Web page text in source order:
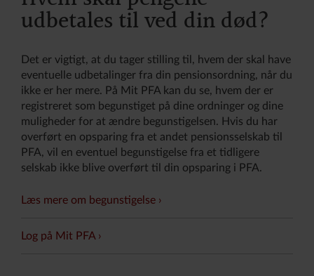
udbetales til ved din død?
Det er vigtigt, at du tager stilling til, hvem der skal have
eventuelle udbetalinger fra din pensionsordning, når du
ikke er her mere. På Mit PFA kan du se, hvem der er
registreret som begunstiget på dine ordninger og dine
muligheder for at ændre begunstigelsen. Hvis du har
overført en opsparing fra et andet pensionsselskab til
PFA, vil en eventuel begunstigelse fra et tidligere
selskab ikke blive overført til din opsparing i PFA.
Læs mere om begunstigelse
Log på Mit PFA